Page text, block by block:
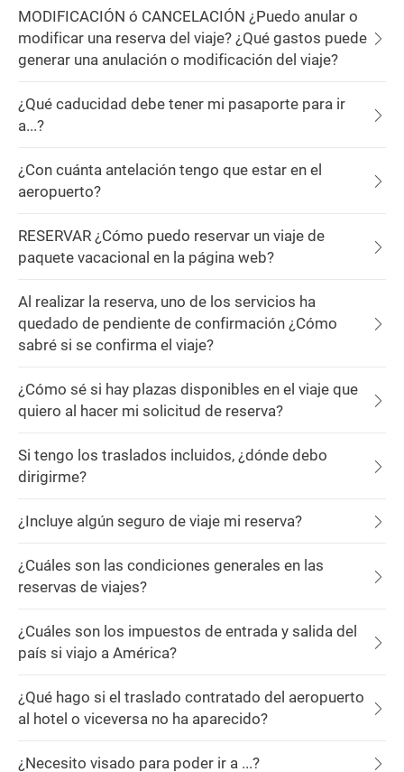
MODIFICACIÓN ó CANCELACIÓN ¿Puedo anular o
modificar una reserva del viaje? ¿Qué gastos puede
generar una anulación o modificación del viaje?
¿Qué caducidad debe tener mi pasaporte para ir
a...?
¿Con cuánta antelación tengo que estar en el
aeropuerto?
RESERVAR ¿Cómo puedo reservar un viaje de
paquete vacacional en la página web?
Al realizar la reserva, uno de los servicios ha
quedado de pendiente de confirmación ¿Cómo
sabré si se confirma el viaje?
¿Cómo sé si hay plazas disponibles en el viaje que
quiero al hacer mi solicitud de reserva?
Si tengo los traslados incluidos, ¿dónde debo
dirigirme?
¿Incluye algún seguro de viaje mi reserva?
¿Cuáles son las condiciones generales en las
reservas de viajes?
¿Cuáles son los impuestos de entrada y salida del
país si viajo a América?
¿Qué hago si el traslado contratado del aeropuerto
al hotel o viceversa no ha aparecido?
¿Necesito visado para poder ir a ...?